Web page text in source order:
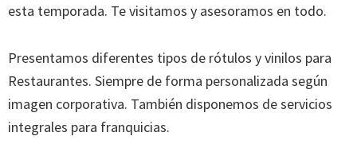
esta temporada. Te visitamos y asesoramos en todo.
Presentamos diferentes tipos de rótulos y vinilos para
Restaurantes. Siempre de forma personalizada según
imagen corporativa. También disponemos de servicios
integrales para franquicias.